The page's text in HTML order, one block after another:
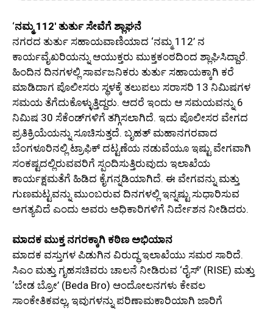
‘ನಮ್ಮ 112′ ತುರ್ತು ಸೇವೆಗೆ ಶ್ಲಾಘನೆ
ನಗರದ ತುರ್ತು ಸಹಾಯವಾಣಿಯಾದ ‘ನಮ್ಮ 112’ ನ
ಕಾರ್ಯವೈಖರಿಯನ್ನು ಆಯುಕ್ತರು ಮುಕ್ತಕಂಠದಿಂದ ಶ್ಲಾಘಿಸಿದ್ದಾರೆ.
ಹಿಂದಿನ ದಿನಗಳಲ್ಲಿ ಸಾರ್ವಜನಿಕರು ತುರ್ತು ಸಹಾಯಕ್ಕಾಗಿ ಕರೆ
ಮಾಡಿದಾಗ ಪೊಲೀಸರು ಸ್ಥಳಕ್ಕೆ ತಲುಪಲು ಸರಾಸರಿ 13 ನಿಮಿಷಗಳ
ಸಮಯ ತೆಗೆದುಕೊಳ್ಳುತ್ತಿದ್ದರು. ಆದರೆ ಇಂದು ಆ ಸಮಯವನ್ನು 6
ನಿಮಿಷ 30 ಸೆಕೆಂಡ್‌ಗಳಿಗೆ ತಗ್ಗಿಸಲಾಗಿದೆ. ಇದು ಪೊಲೀಸರ ವೇಗದ
ಪ್ರತಿಕ್ರಿಯೆಯನ್ನು ಸೂಚಿಸುತ್ತದೆ. ಬೃಹತ್ ಮಹಾನಗರವಾದ
ಬೆಂಗಳೂರಿನಲ್ಲಿ ಟ್ರಾಫಿಕ್ ದಟ್ಟಣೆಯ ನಡುವೆಯೂ ಇಷ್ಟು ವೇಗವಾಗಿ
ಸಂಕಷ್ಟದಲ್ಲಿರುವವರಿಗೆ ಸ್ಪಂದಿಸುತ್ತಿರುವುದು ಇಲಾಖೆಯ
ಕಾರ್ಯಕ್ಷಮತೆಗೆ ಹಿಡಿದ ಕೈಗನ್ನಡಿಯಾಗಿದೆ. ಈ ವೇಗವನ್ನು ಮತ್ತು
ಗುಣಮಟ್ಟವನ್ನು ಮುಂಬರುವ ದಿನಗಳಲ್ಲಿ ಇನ್ನಷ್ಟು ಸುಧಾರಿಸುವ
ಅಗತ್ಯವಿದೆ ಎಂದು ಅವರು ಅಧಿಕಾರಿಗಳಿಗೆ ನಿರ್ದೇಶನ ನೀಡಿದರು.
ಮಾದಕ ಮುಕ್ತ ನಗರಕ್ಕಾಗಿ ಕಠಿಣ ಅಭಿಯಾನ
ಮಾದಕ ವಸ್ತುಗಳ ಪಿಡುಗಿನ ವಿರುದ್ಧ ಇಲಾಖೆಯು ಸಮರ ಸಾರಿದೆ.
ಸಿಎಂ ಮತ್ತು ಗೃಹಸಚಿವರು ಚಾಲನೆ ನೀಡಿರುವ ‘ರೈಸ್’ (RISE) ಮತ್ತು
‘ಬೇಡ ಬ್ರೋ’ (Beda Bro) ಆಂದೋಲನಗಳು ಕೇವಲ
ಸಾಂಕೇತಿಕವಲ್ಲ, ಇವುಗಳನ್ನು ಪರಿಣಾಮಕಾರಿಯಾಗಿ ಜಾರಿಗೆ